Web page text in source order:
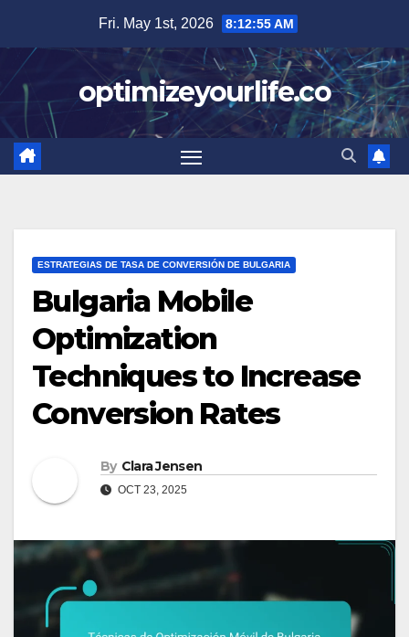
content
Fri. May 1st, 2026 8:12:56 AM
optimizeyourlife.co
ESTRATEGIAS DE TASA DE CONVERSIÓN DE BULGARIA
Bulgaria Mobile
Optimization
Techniques to Increase
Conversion Rates
By Clara Jensen
OCT 23, 2025